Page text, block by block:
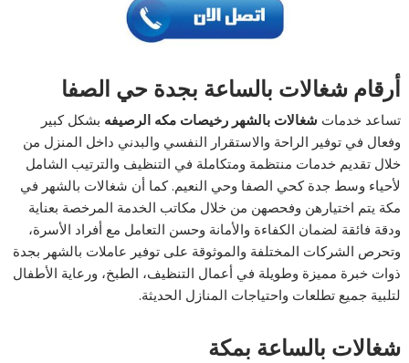
أرقام شغالات بالساعة بجدة حي الصفا
تساعد خدمات شغالات بالشهر رخيصات مكه الرصيفه بشكل كبير
وفعال في توفير الراحة والاستقرار النفسي والبدني داخل المنزل من
خلال تقديم خدمات منتظمة ومتكاملة في التنظيف والترتيب الشامل
لأحياء وسط جدة كحي الصفا وحي النعيم. كما أن شغالات بالشهر في
مكة يتم اختيارھن وفحصهن من خلال مكاتب الخدمة المرخصة بعناية
ودقة فائقة لضمان الكفاءة والأمانة وحسن التعامل مع أفراد الأسرة،
وتحرص الشركات المختلفة والموثوقة على توفير عاملات بالشهر بجدة
ذوات خبرة مميزة وطويلة في أعمال التنظيف، الطبخ، ورعاية الأطفال
لتلبية جميع تطلعات واحتياجات المنازل الحديثة.
شغالات بالساعة بمكة